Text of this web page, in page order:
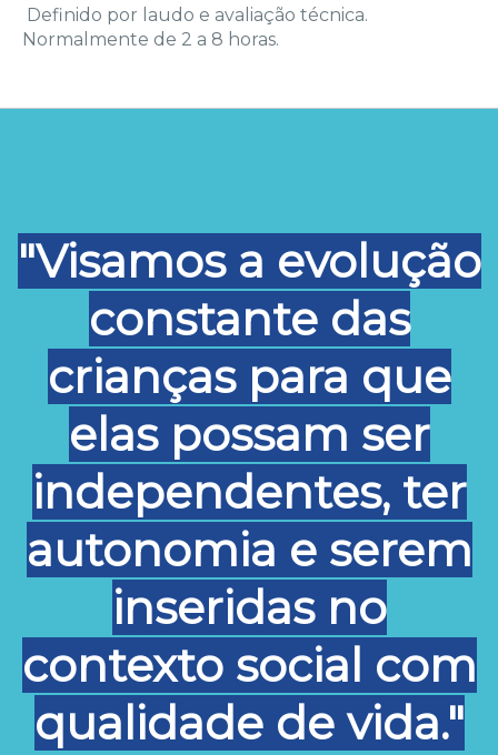
Definido por laudo e avaliação técnica.
Normalmente de 2 a 8 horas.
"Visamos a evolução
constante das
crianças para que
elas possam ser
independentes, ter
autonomia e serem
inseridas no
contexto social com
qualidade de vida."